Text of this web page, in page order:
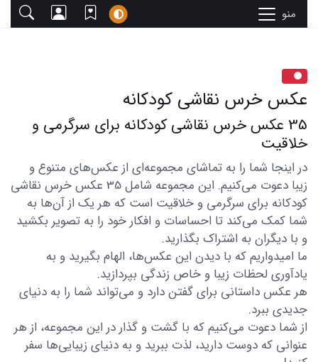
منو
عکس خرس نقاشی کودکانه
35 عکس خرس نقاشی کودکانه برای سرگرمی و
خلاقیت
در اینجا شما را به تماشای مجموعه‌ای از عکس‌های متنوع و
زیبا دعوت می‌کنیم. این مجموعه شامل 35 عکس خرس نقاشی
کودکانه برای سرگرمی و خلاقیت است که هر یک از آن‌ها به
شما کمک می‌کند تا احساسات و افکار خود را به تصویر بکشید
و با دیگران به اشتراک بگذارید.
ما امیدواریم که با دیدن این عکس‌ها، الهام بگیرید و به
یادآوری لحظات زیبا و خاص زندگی بپردازید.
هر عکس داستانی برای گفتن دارد و می‌تواند شما را به دنیای
جدیدی ببرد.
از شما دعوت می‌کنیم که با گشت و گذار در این مجموعه، از هر
عنوانی که دوست دارید، لذت ببرید و به دنیای زیبایی‌ها سفر